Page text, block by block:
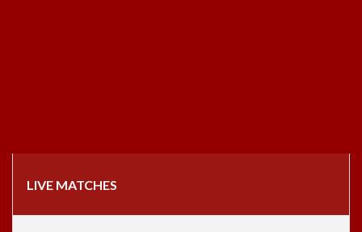
LIVE MATCHES